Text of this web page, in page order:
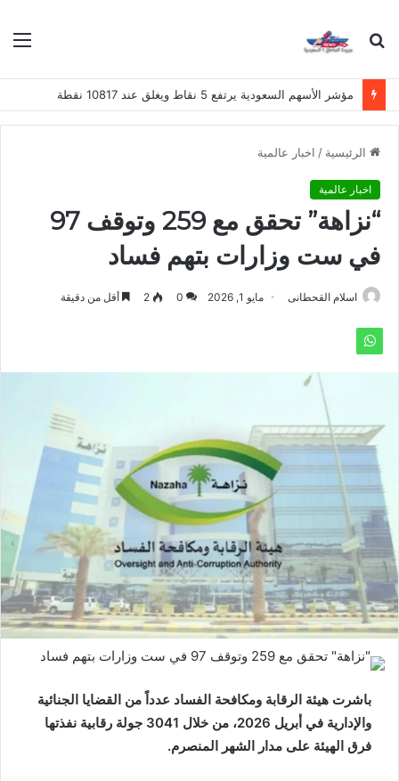
بحث
مؤشر الأسهم السعودية يرتفع 5 نقاط ويغلق عند 10817 نقطة
الرئيسية / اخبار عالمية
اخبار عالمية
“نزاهة” تحقق مع 259 وتوقف 97
في ست وزارات بتهم فساد
اسلام القحطانى مايو 1, 2026 0
2 أقل من دقيقة
باشرت هيئة الرقابة ومكافحة الفساد عدداً من القضايا الجنائية
والإدارية في أبريل 2026، من خلال 3041 جولة رقابية نفذتها
فرق الهيئة على مدار الشهر المنصرم.